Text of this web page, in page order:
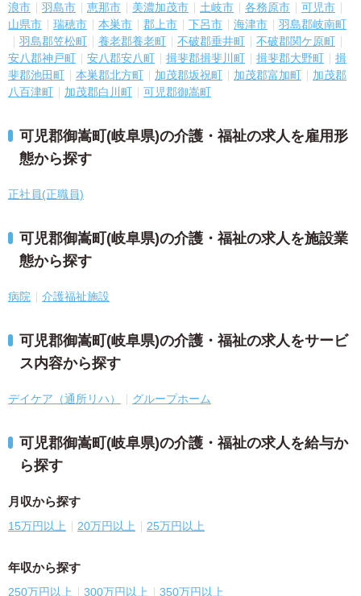
浪市
羽島市 恵那市 美濃加茂市 土岐市 各務原市
可児市
山県市
瑞穂市 本巣市 郡上市 下呂市 海津市
羽島郡岐南町
羽島郡笠松町
養老郡養老町 不破郡垂井町
不破郡関ケ原町
安八郡神戸町
安八郡安八町 揖斐郡揖斐川町 揖斐郡大野町
揖
斐郡池田町
本巣郡北方町 加茂郡坂祝町 加茂郡富加町
加茂郡
八百津町
加茂郡白川町 可児郡御嵩町
可児郡御嵩町(岐阜県)の介護・福祉の求人を雇用形
態から探す
正社員(正職員)
可児郡御嵩町(岐阜県)の介護・福祉の求人を施設業
態から探す
病院 介護福祉施設
可児郡御嵩町(岐阜県)の介護・福祉の求人をサービ
ス内容から探す
デイケア（通所リハ） グループホーム
可児郡御嵩町(岐阜県)の介護・福祉の求人を給与か
ら探す
月収から探す
15万円以上 20万円以上 25万円以上
年収から探す
250万円以上 300万円以上 350万円以上